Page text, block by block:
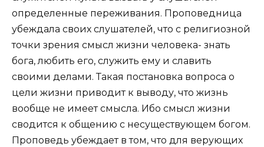
определенные переживания. Проповедница
убеждала своих слушателей, что с религиозной
точки зрения смысл жизни человека- знать
бога, любить его, служить ему и славить
своими делами. Такая постановка вопроса о
цели жизни приводит к выводу, что жизнь
вообще не имеет смысла. Ибо смысл жизни
сводится к общению с несуществующем богом.
Проповедь убеждает в том, что для верующих